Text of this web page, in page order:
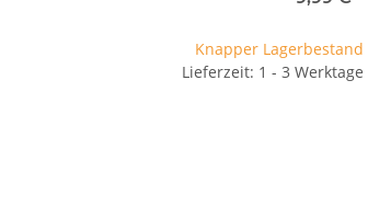
Knapper Lagerbestand
Lieferzeit: 1 - 3 Werktage